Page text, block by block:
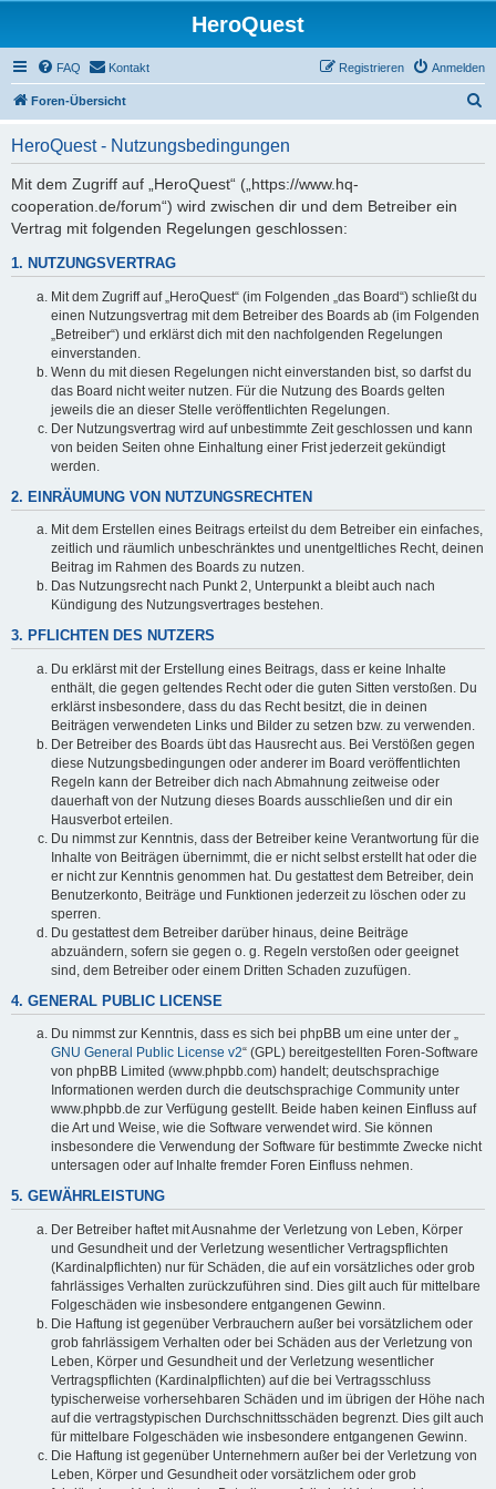
HeroQuest
FAQ Kontakt Anmelden
Registrieren
Foren-Übersicht
HeroQuest - Nutzungsbedingungen
Mit dem Zugriff auf „HeroQuest“ („https://www.hq-
cooperation.de/forum“) wird zwischen dir und dem Betreiber ein
Vertrag mit folgenden Regelungen geschlossen:
1. NUTZUNGSVERTRAG
Mit dem Zugriff auf „HeroQuest“ (im Folgenden „das Board“) schließt du
einen Nutzungsvertrag mit dem Betreiber des Boards ab (im Folgenden
„Betreiber“) und erklärst dich mit den nachfolgenden Regelungen
einverstanden.
Wenn du mit diesen Regelungen nicht einverstanden bist, so darfst du
das Board nicht weiter nutzen. Für die Nutzung des Boards gelten
jeweils die an dieser Stelle veröffentlichten Regelungen.
Der Nutzungsvertrag wird auf unbestimmte Zeit geschlossen und kann
von beiden Seiten ohne Einhaltung einer Frist jederzeit gekündigt
werden.
2. EINRÄUMUNG VON NUTZUNGSRECHTEN
Mit dem Erstellen eines Beitrags erteilst du dem Betreiber ein einfaches,
zeitlich und räumlich unbeschränktes und unentgeltliches Recht, deinen
Beitrag im Rahmen des Boards zu nutzen.
Das Nutzungsrecht nach Punkt 2, Unterpunkt a bleibt auch nach
Kündigung des Nutzungsvertrages bestehen.
3. PFLICHTEN DES NUTZERS
Du erklärst mit der Erstellung eines Beitrags, dass er keine Inhalte
enthält, die gegen geltendes Recht oder die guten Sitten verstoßen. Du
erklärst insbesondere, dass du das Recht besitzt, die in deinen
Beiträgen verwendeten Links und Bilder zu setzen bzw. zu verwenden.
Der Betreiber des Boards übt das Hausrecht aus. Bei Verstößen gegen
diese Nutzungsbedingungen oder anderer im Board veröffentlichten
Regeln kann der Betreiber dich nach Abmahnung zeitweise oder
dauerhaft von der Nutzung dieses Boards ausschließen und dir ein
Hausverbot erteilen.
Du nimmst zur Kenntnis, dass der Betreiber keine Verantwortung für die
Inhalte von Beiträgen übernimmt, die er nicht selbst erstellt hat oder die
er nicht zur Kenntnis genommen hat. Du gestattest dem Betreiber, dein
Benutzerkonto, Beiträge und Funktionen jederzeit zu löschen oder zu
sperren.
Du gestattest dem Betreiber darüber hinaus, deine Beiträge
abzuändern, sofern sie gegen o. g. Regeln verstoßen oder geeignet
sind, dem Betreiber oder einem Dritten Schaden zuzufügen.
4. GENERAL PUBLIC LICENSE
Du nimmst zur Kenntnis, dass es sich bei phpBB um eine unter der „
GNU General Public License v2“ (GPL) bereitgestellten Foren-Software
von phpBB Limited (www.phpbb.com) handelt; deutschsprachige
Informationen werden durch die deutschsprachige Community unter
www.phpbb.de zur Verfügung gestellt. Beide haben keinen Einfluss auf
die Art und Weise, wie die Software verwendet wird. Sie können
insbesondere die Verwendung der Software für bestimmte Zwecke nicht
untersagen oder auf Inhalte fremder Foren Einfluss nehmen.
5. GEWÄHRLEISTUNG
Der Betreiber haftet mit Ausnahme der Verletzung von Leben, Körper
und Gesundheit und der Verletzung wesentlicher Vertragspflichten
(Kardinalpflichten) nur für Schäden, die auf ein vorsätzliches oder grob
fahrlässiges Verhalten zurückzuführen sind. Dies gilt auch für mittelbare
Folgeschäden wie insbesondere entgangenen Gewinn.
Die Haftung ist gegenüber Verbrauchern außer bei vorsätzlichem oder
grob fahrlässigem Verhalten oder bei Schäden aus der Verletzung von
Leben, Körper und Gesundheit und der Verletzung wesentlicher
Vertragspflichten (Kardinalpflichten) auf die bei Vertragsschluss
typischerweise vorhersehbaren Schäden und im übrigen der Höhe nach
auf die vertragstypischen Durchschnittsschäden begrenzt. Dies gilt auch
für mittelbare Folgeschäden wie insbesondere entgangenen Gewinn.
Die Haftung ist gegenüber Unternehmern außer bei der Verletzung von
Leben, Körper und Gesundheit oder vorsätzlichem oder grob